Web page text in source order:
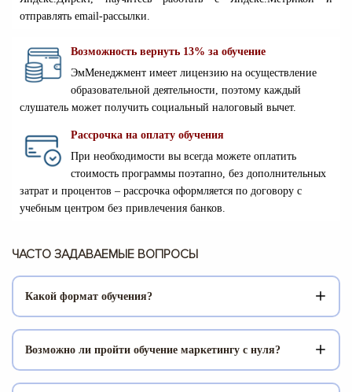
отправлять email-рассылки.
Возможность вернуть 13% за обучение
ЭмМенеджмент имеет лицензию на осуществление
образовательной деятельности, поэтому каждый
слушатель может получить социальный налоговый вычет.
Рассрочка на оплату обучения
При необходимости вы всегда можете оплатить
стоимость программы поэтапно, без дополнительных
затрат и процентов – рассрочка оформляется по договору с
учебным центром без привлечения банков.
ЧАСТО ЗАДАВАЕМЫЕ ВОПРОСЫ
Какой формат обучения?
Курс "Эффективный маркетинг и интернет-продвижение"
организован в дистанционном формате через
образовательную платформу. Слушатели проходят темы
индивидуально по предоставленным лекциям, которые
Возможно ли пройти обучение маркетингу с нуля?
Да. Команда учебного центра разработала образовательные